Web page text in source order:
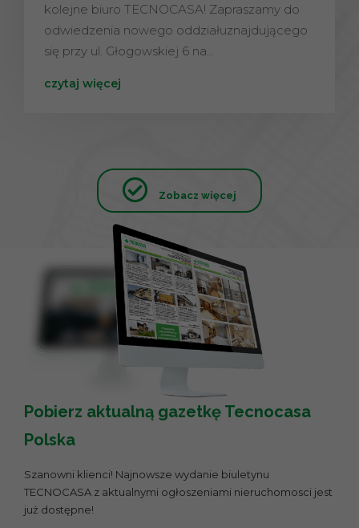
kolejne biuro TECNOCASA! Zapraszamy do
odwiedzenia nowego oddziałuznajdującego
się przy ul. Głogowskiej 6 na…
czytaj więcej
Zobacz więcej
Pobierz aktualną gazetkę Tecnocasa
Polska
Szanowni klienci! Najnowsze wydanie biuletynu
TECNOCASA z aktualnymi ogłoszeniami nieruchomosci jest
już dostępne!